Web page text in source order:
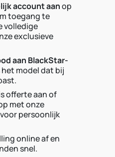
account aanop
toegang te
volledige
exclusieve
aan BlackStar-
het model dat bij
offerte aan of
met onze
persoonlijk
online af en
snel.